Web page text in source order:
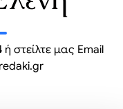
στείλτε μας Email